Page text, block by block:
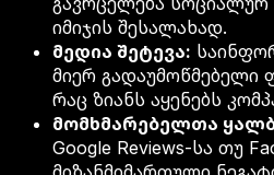
იმიჯის შესალახად.
მედია შეტევა:
მიერ გადაუმოწმებელი
რაც ზიანს აყენებს
მომხმარებელთა
Google Reviews-სა თუ